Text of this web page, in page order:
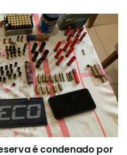
é condenado por